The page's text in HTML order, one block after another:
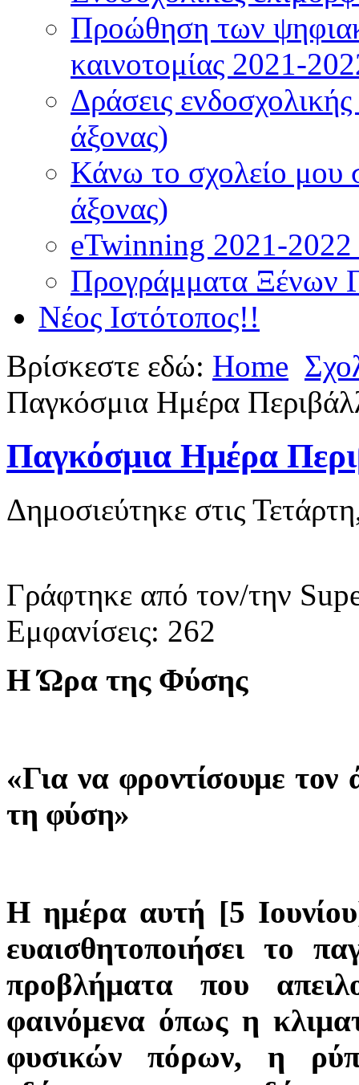
Προώθηση των
καινοτομίας 2021-
Δράσεις
άξονας)
Κάνω το σχολείο μου
άξονας)
eTwinning 2021-
Προγράμματα Ξένων
Νέος Ιστότοπος!!
Βρίσκεστε εδώ: Home
Παγκόσμια Ημέρα
Παγκόσμια Ημέρα
Δημοσιεύτηκε στις
Γράφτηκε από τον/την
Εμφανίσεις: 262
Η Ώρα της Φύσης
«Για να φροντίσουμε τον
τη φύση»
Η ημέρα αυτή [5
ευαισθητοποιήσει το
προβλήματα που
φαινόμενα όπως η
φυσικών πόρων, η